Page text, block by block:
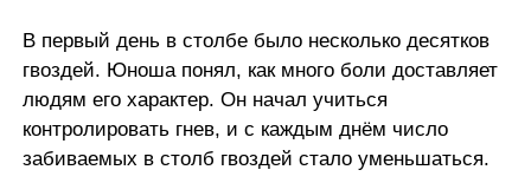
В первый день в столбе было несколько десятков
гвоздей. Юноша понял, как много боли доставляет
людям его характер. Он начал учиться
контролировать гнев, и с каждым днём число
забиваемых в столб гвоздей стало уменьшаться.